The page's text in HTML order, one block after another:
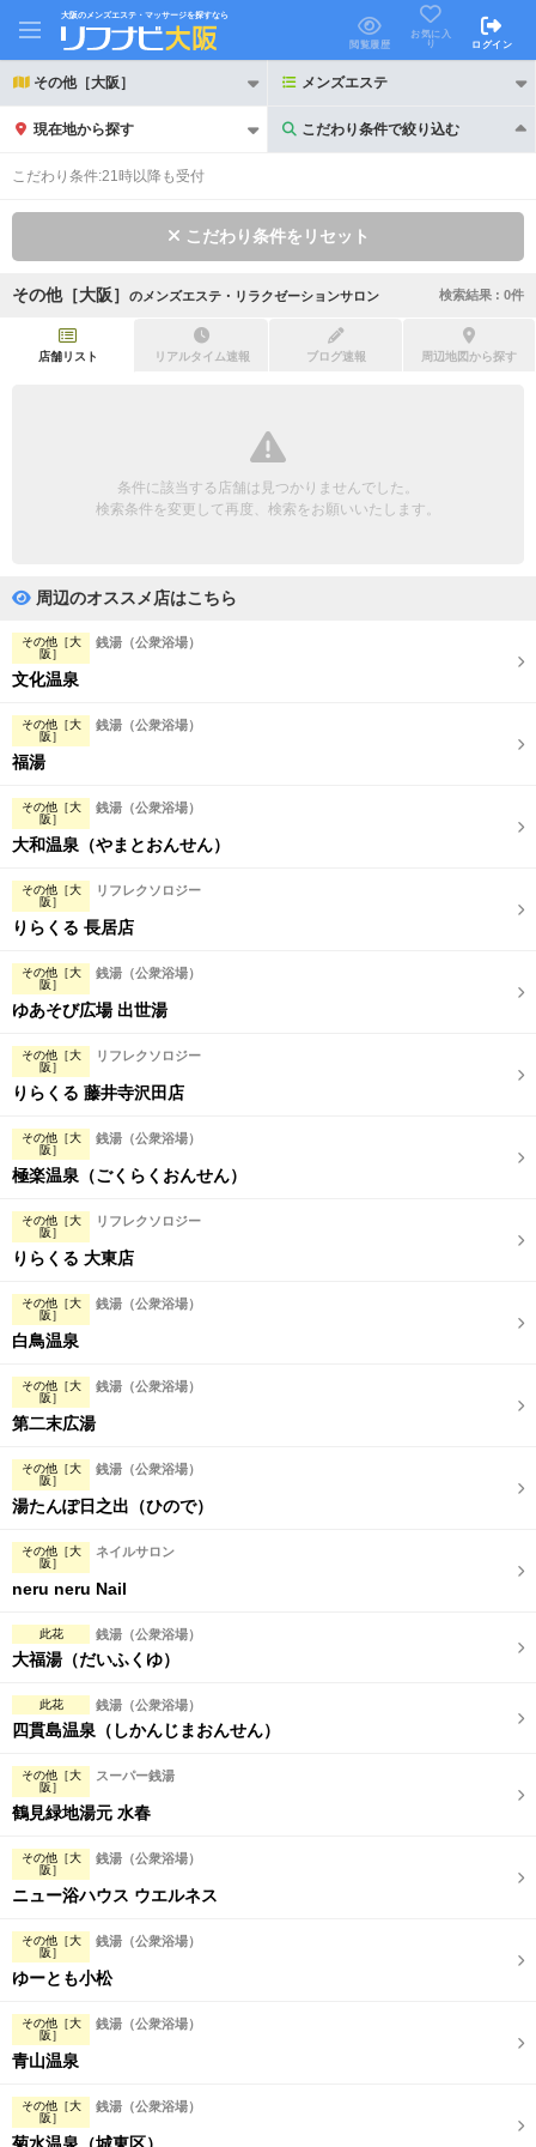
大阪のメンズエステ・マッサージを探すなら
閲覧履歴
お気に入
り
ログイン
その他［大阪］ メンズエステ
現在地から探す こだわり条件で絞り込む
こだわり条件で絞り込む
初回割引あり リピーター割引あり
団体様歓迎
ペアルームあり
フットバスあり
専用駐車場あり
日本人スタッフのみ
駅から徒歩5分以内
こだわり条件を変更
こだわり条件:21時以降も受付
こだわり条件をリセット
その他［大阪］ の メンズエステ・リラクゼーションサロン 検索結果 : 0件
店舗リスト リアルタイム速報 ブログ速報 周辺地図から探す
条件に該当する店舗は見つかりませんでした。
検索条件を変更して再度、検索をお願いいたします。
周辺のオススメ店はこちら
その他［大
阪］
銭湯（公衆浴場）
文化温泉
その他［大
阪］
銭湯（公衆浴場）
福湯
その他［大
阪］
銭湯（公衆浴場）
大和温泉（やまとおんせん）
その他［大
阪］
リフレクソロジー
りらくる 長居店
その他［大
阪］
銭湯（公衆浴場）
ゆあそび広場 出世湯
その他［大
阪］
リフレクソロジー
りらくる 藤井寺沢田店
その他［大
阪］
銭湯（公衆浴場）
極楽温泉（ごくらくおんせん）
その他［大
阪］
リフレクソロジー
りらくる 大東店
その他［大
阪］
銭湯（公衆浴場）
白鳥温泉
その他［大
阪］
銭湯（公衆浴場）
第二末広湯
その他［大
阪］
銭湯（公衆浴場）
湯たんぽ日之出（ひので）
その他［大
阪］
ネイルサロン
neru neru Nail
此花 銭湯（公衆浴場）
大福湯（だいふくゆ）
此花 銭湯（公衆浴場）
四貫島温泉（しかんじまおんせん）
その他［大
阪］
スーパー銭湯
鶴見緑地湯元 水春
その他［大
阪］
銭湯（公衆浴場）
ニュー浴ハウス ウエルネス
その他［大
阪］
銭湯（公衆浴場）
ゆーとも小松
その他［大
阪］
銭湯（公衆浴場）
青山温泉
その他［大
阪］
銭湯（公衆浴場）